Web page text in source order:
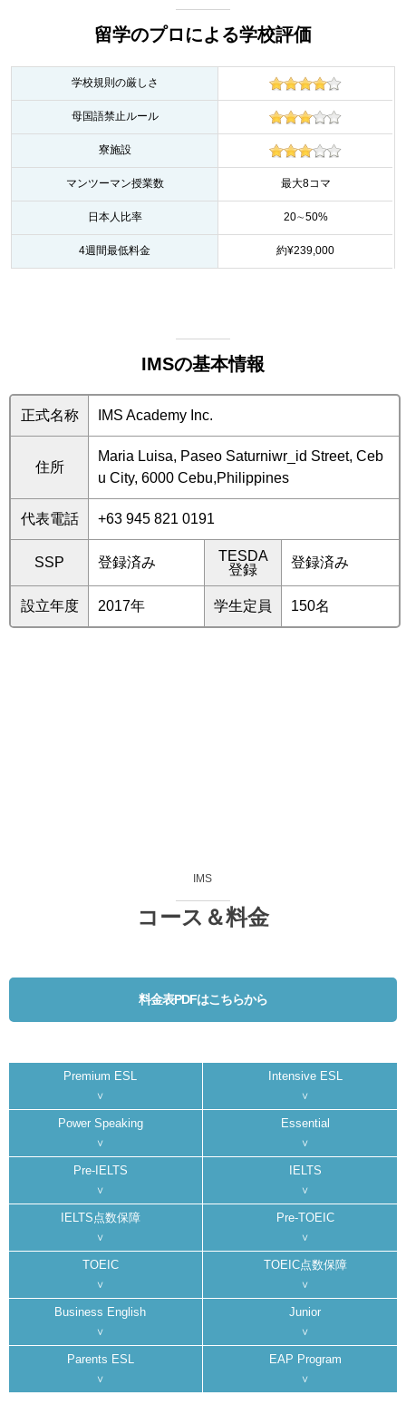
留学のプロによる学校評価
学校規則の厳しさ
母国語禁止ルール
寮施設
マンツーマン授業数 最大8コマ
日本人比率 20∼50%
4週間最低料金 約¥239,000
IMSの基本情報
正式名称 IMS Academy Inc.
住所
Maria Luisa, Paseo Saturniwr_id Street, Ceb
u City, 6000 Cebu,Philippines
代表電話 +63 945 821 0191
SSP 登録済み
TESDA
登録
登録済み
設立年度 2017年 学生定員 150名
IMS
コース＆料金
料金表PDFはこちらから
Premium ESL Intensive ESL
Power Speaking Essential
Pre-IELTS IELTS
IELTS点数保障 Pre-TOEIC
TOEIC TOEIC点数保障
Business English Junior
Parents ESL EAP Program